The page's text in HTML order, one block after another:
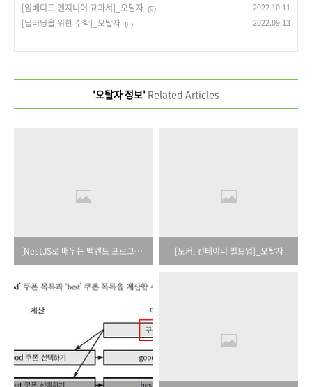
[임베디드 엔지니어 교과서]_오탈자 (0) 2022.10.11
[딥러닝을 위한 수학]_오탈자 (0) 2022.09.13
'오탈자 정보' Related Articles
[NestJS로 배우는 백엔드 프로그래밍]_오탈자 [도커, 컨테이너 빌드업]_오탈자